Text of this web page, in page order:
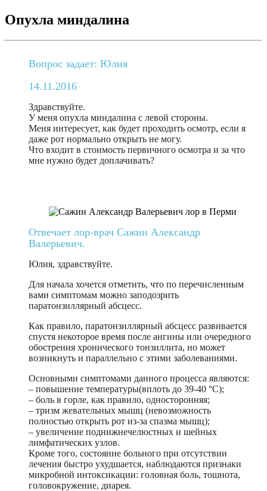
Опухла миндалина
Вопрос задает: Юлия
14.11.2016
Здравствуйте.
У меня опухла миндалина с левой стороны.
Меня интересует, как будет проходить осмотр, если я
даже рот нормально открыть не могу.
Что входит в стоимость первичного осмотра и за что
мне нужно будет доплачивать?
Отвечает лор-врач Сажин Александр
Валерьевич.
Юлия, здравствуйте.
Для начала хочется отметить, что по перечисленным
вами симптомам можно заподозрить
паратонзиллярный абсцесс.
Как правило, паратонзиллярный абсцесс развивается
спустя некоторое время после ангины или очередного
обострения хронического тонзиллита, но может
возникнуть и параллельно с этими заболеваниями.
Основными симптомами данного процесса являются:
– повышение температуры(вплоть до 39-40 °C);
– боль в горле, как правило, односторонняя;
– тризм жевательных мышц (невозможность
полностью открыть рот из-за спазма мышц);
– увеличение поднижнечелюстных и шейных
лимфатических узлов.
Кроме того, состояние больного при отсутствии
лечения быстро ухудшается, наблюдаются признаки
микробной интоксикации: головная боль, тошнота,
головокружение, диарея.